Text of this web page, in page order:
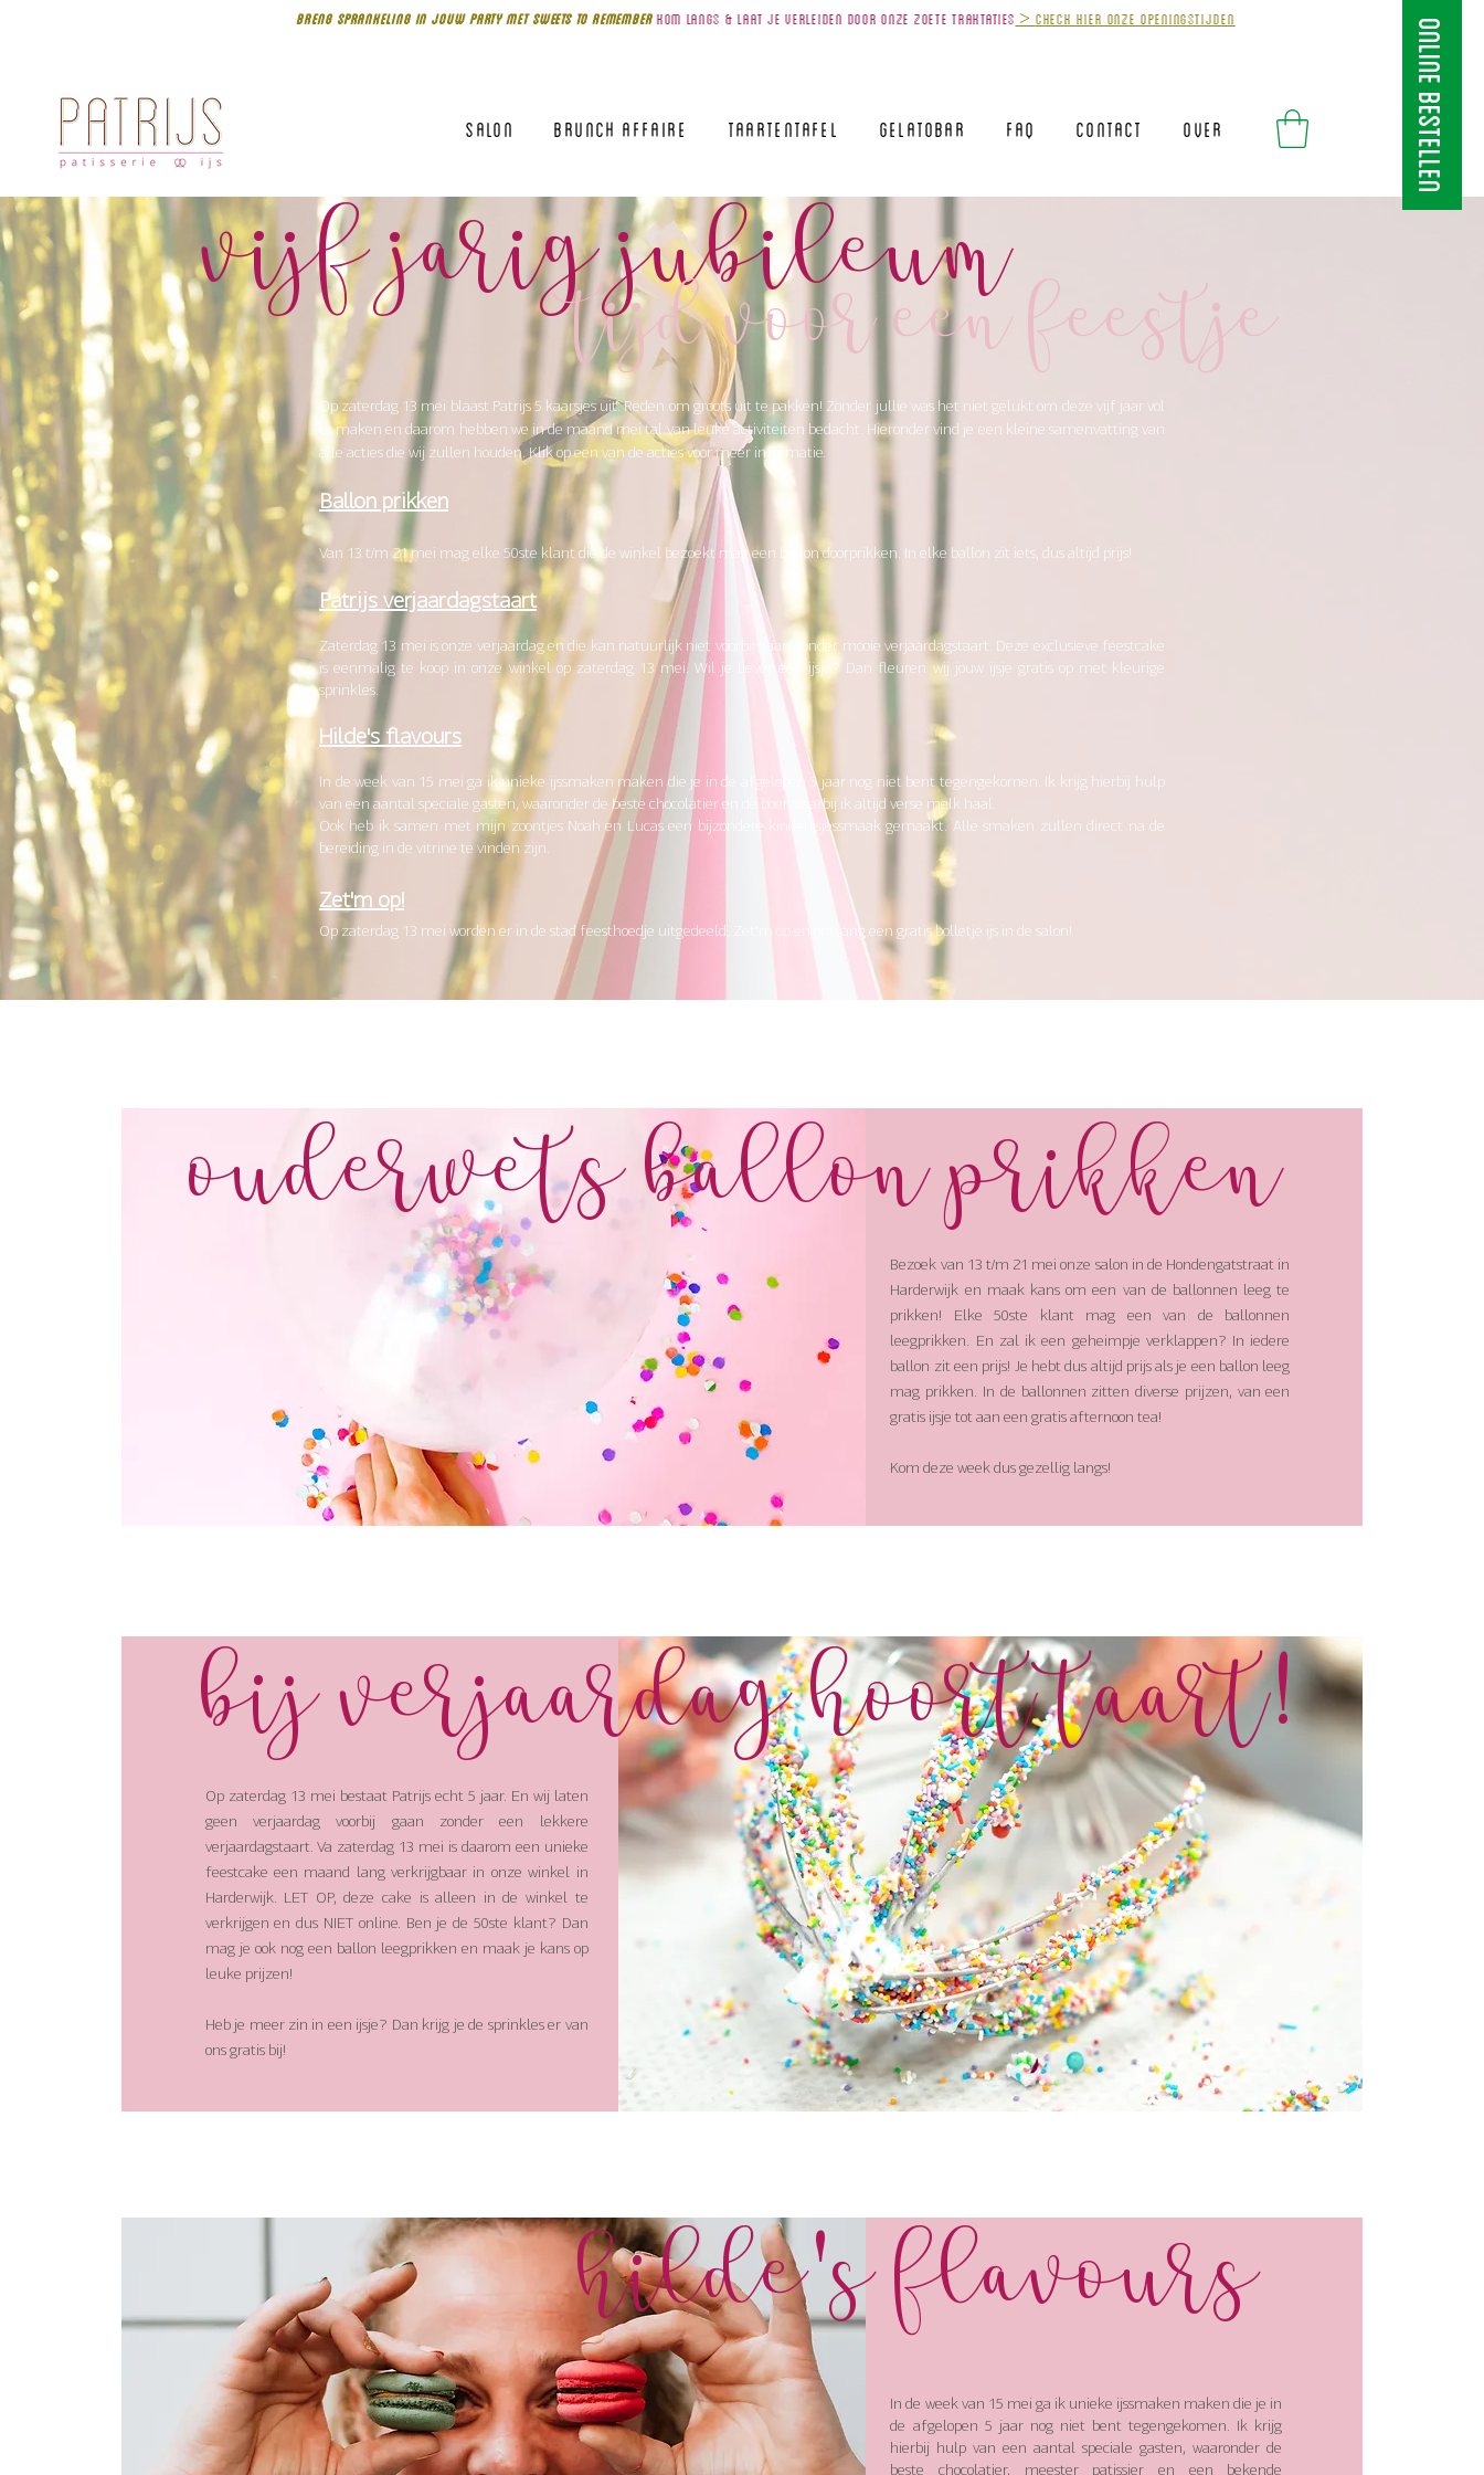
ONLINE BESTELLEN
BRENG SPRANKELING IN JOUW PARTY MET SWEETS TO REMEMBer kom langS & laat je verleiden door onze zoete traktaties > Check hier onze openingstijden
Salon Brunch Affaire Taartentafel Gelatobar FAQ Contact Over
vijf jarig jubileum
tijd voor een feestje
Op zaterdag 13 mei blaast Patrijs 5 kaarsjes uit. Reden om groots uit te pakken! Zonder jullie was het niet gelukt om deze vijf jaar vol
te maken en daarom hebben we in de maand mei tal van leuke activiteiten bedacht. Hieronder vind je een kleine samenvatting van
alle acties die wij zullen houden. Klik op een van de acties voor meer informatie.
Ballon prikken
Van 13 t/m 21 mei mag elke 50ste klant die de winkel bezoekt mag een ballon doorprikken. In elke ballon zit iets, dus altijd prijs!
Patrijs verjaardagstaart
Zaterdag 13 mei is onze verjaardag en die kan natuurlijk niet voorbij gaan zonder mooie verjaardagstaart. Deze exclusieve feestcake
is eenmalig te koop in onze winkel op zaterdag 13 mei. Wil je liever een ijsje? Dan fleuren wij jouw ijsje gratis op met kleurige
sprinkles.
Hilde's flavours
In de week van 15 mei ga ik unieke ijssmaken maken die je in de afgelopen 5 jaar nog niet bent tegengekomen. Ik krijg hierbij hulp
van een aantal speciale gasten, waaronder de beste chocolatier en de boer waarbij ik altijd verse melk haal.
Ook heb ik samen met mijn zoontjes Noah en Lucas een bijzondere kinderijsjessmaak gemaakt. Alle smaken zullen direct na de
bereiding in de vitrine te vinden zijn.
Zet'm op!
Op zaterdag 13 mei worden er in de stad feesthoedje uitgedeeld. Zet'm op en ontvang een gratis bolletje ijs in de salon!
Bezoek van 13 t/m 21 mei onze salon in de Hondengatstraat in
Harderwijk en maak kans om een van de ballonnen leeg te
prikken! Elke 50ste klant mag een van de ballonnen
leegprikken. En zal ik een geheimpje verklappen? In iedere
ballon zit een prijs! Je hebt dus altijd prijs als je een ballon leeg
mag prikken. In de ballonnen zitten diverse prijzen, van een
gratis ijsje tot aan een gratis afternoon tea!
Kom deze week dus gezellig langs!
ouderwets ballon prikken
Op zaterdag 13 mei bestaat Patrijs echt 5 jaar. En wij laten
geen verjaardag voorbij gaan zonder een lekkere
verjaardagstaart. Va zaterdag 13 mei is daarom een unieke
feestcake een maand lang verkrijgbaar in onze winkel in
Harderwijk. LET OP, deze cake is alleen in de winkel te
verkrijgen en dus NIET online. Ben je de 50ste klant? Dan
mag je ook nog een ballon leegprikken en maak je kans op
leuke prijzen!
Heb je meer zin in een ijsje? Dan krijg je de sprinkles er van
ons gratis bij!
bij verjaardag hoort taart!
In de week van 15 mei ga ik unieke ijssmaken maken die je in
de afgelopen 5 jaar nog niet bent tegengekomen. Ik krijg
hierbij hulp van een aantal speciale gasten, waaronder de
beste chocolatier, meester patissier en een bekende
Hilde's flavours